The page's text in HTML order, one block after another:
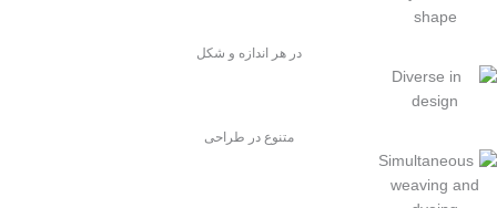
در هر اندازه و شکل
متنوع در طراحی